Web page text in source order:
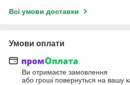
Всі умови доставки
Умови оплати
Ви отримаєте замовлення
або гроші повернуться на вашу